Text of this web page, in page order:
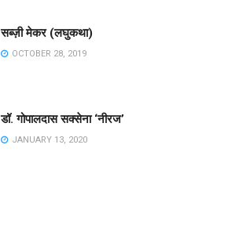
सब्ज़ी मेकर (लघुकथा)
OCTOBER 28, 2019
डॉ. गोपालदास सक्सेना ‘नीरज’
JANUARY 13, 2020